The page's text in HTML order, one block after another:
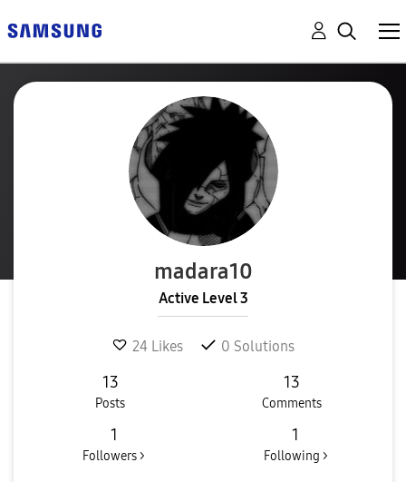
madara10
Active Level 3
24 Likes 0 Solutions
13
Posts
13
Comments
1
Followers >
1
Following >